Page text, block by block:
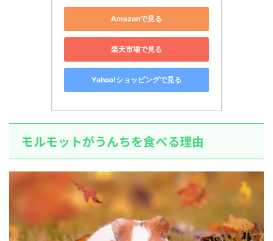
Amazonで見る
楽天市場で見る
Yahoo!ショッピングで見る
モルモットがうんちを食べる理由